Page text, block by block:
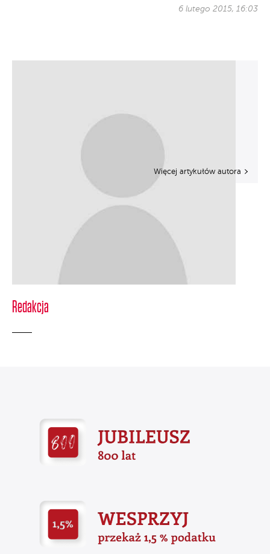
6 lutego 2015, 16:03
Redakcja
Więcej artykułów autora